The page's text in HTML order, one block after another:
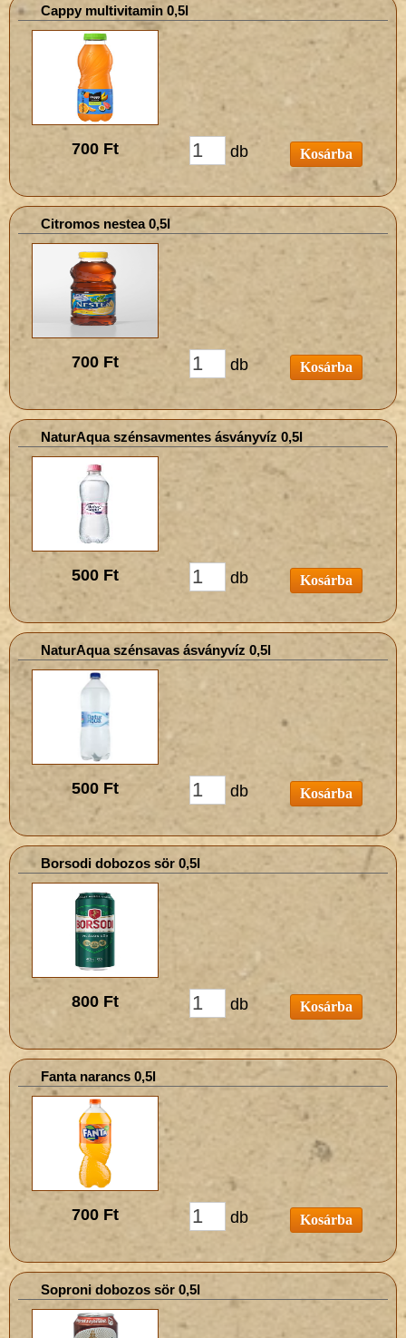
Cappy multivitamin 0,5l
700 Ft db Kosárba
Citromos nestea 0,5l
700 Ft db Kosárba
NaturAqua szénsavmentes ásványvíz 0,5l
500 Ft db Kosárba
NaturAqua szénsavas ásványvíz 0,5l
500 Ft db Kosárba
Borsodi dobozos sör 0,5l
800 Ft db Kosárba
Fanta narancs 0,5l
700 Ft db Kosárba
Soproni dobozos sör 0,5l